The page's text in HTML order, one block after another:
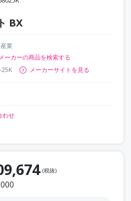
BX
業
ーカーの商品を検索する
25K メーカーサイトを見る
わせ
(税抜)